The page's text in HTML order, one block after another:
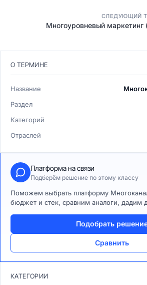
СЛЕДУЮЩИЙ
Многоуровневый
О ТЕРМИНЕ
Название
Раздел
Категорий
Отраслей
Платформа на связи
Подберём решение по этому классу
Поможем выбрать платформу
бюджет и стек, сравним аналоги, дадим
Подобрать
Сравнить
КАТЕГОРИИ